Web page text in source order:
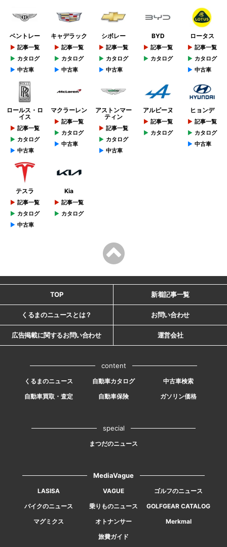
ベントレー
記事一覧
カタログ
中古車
キャデラック
記事一覧
カタログ
中古車
シボレー
記事一覧
カタログ
中古車
BYD
記事一覧
カタログ
ロータス
記事一覧
カタログ
中古車
ロールス・ロ
イス
記事一覧
カタログ
中古車
マクラーレン
記事一覧
カタログ
中古車
アストンマー
ティン
記事一覧
カタログ
中古車
アルピーヌ
記事一覧
カタログ
ヒョンデ
記事一覧
カタログ
中古車
テスラ
記事一覧
カタログ
中古車
Kia
記事一覧
カタログ
TOP 新着記事一覧
くるまのニュースとは？ お問い合わせ
広告掲載に関するお問い合わせ 運営会社
content
くるまのニュース 自動車カタログ
中古車検索
自動車買取・査定
自動車保険 ガソリン価格
special
まつだのニュース
MediaVague
LASISA VAGUE
ゴルフのニュース
バイクのニュース
乗りものニュース
GOLFGEAR CATALOG
マグミクス
オトナンサー
Merkmal
旅費ガイド